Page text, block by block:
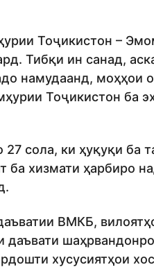
Тоҷикистон –
Тибқи ин санад,
намудаанд, моҳҳои
Тоҷикистон ба
сола, ки ҳуқуқи ба
ба хизмати ҳарбиро
ВМКБ,
хусусиятҳои